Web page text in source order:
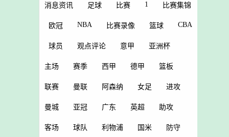
消息资讯 足球 比赛 1 比赛集锦
欧冠 NBA 比赛录像 篮球 CBA
球员 观点评论 意甲 亚洲杯
主场 赛季 西甲 德甲 篮板
联赛 曼联 阿森纳 女足 进攻
曼城 亚冠 广东 英超 助攻
客场 球队 利物浦 国米 防守